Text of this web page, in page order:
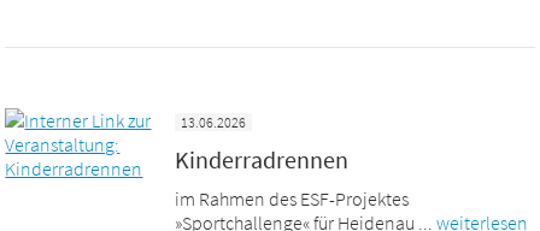
13.06.2026
Kinderradrennen
im Rahmen des ESF-Projektes
»Sportchallenge« für Heidenau ... weiterlesen